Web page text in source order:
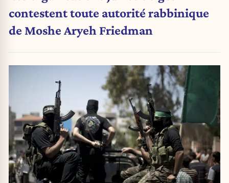
contestent toute autorité rabbinique
de Moshe Aryeh Friedman